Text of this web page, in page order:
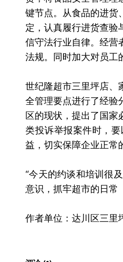
键节点。从食品的进货
定，认真履行进货查验
信守法行业自律。经营
法规。同时加大对员工
世纪隆超市三里坪店、
全管理要点进行了经验
区的现状，提出了国家
类投诉举报案件时，
益，切实保障企业正常
“今天的约谈和培训很
意识，抓牢超市的日常
作者单位：达川区三里